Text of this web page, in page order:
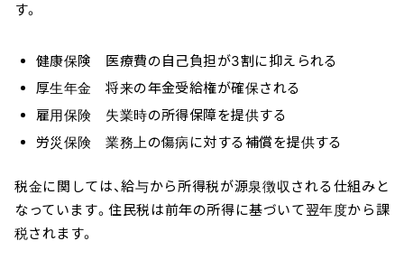
す。
健康保険 医療費の自己負担が3割に抑えられる
厚生年金 将来の年金受給権が確保される
雇用保険 失業時の所得保障を提供する
労災保険 業務上の傷病に対する補償を提供する
税金に関しては、給与から所得税が源泉徴収される仕組みと
なっています。住民税は前年の所得に基づいて翌年度から課
税されます。
メルマガ登録
国内外100＋メディアのAIニュースをまとめて配信